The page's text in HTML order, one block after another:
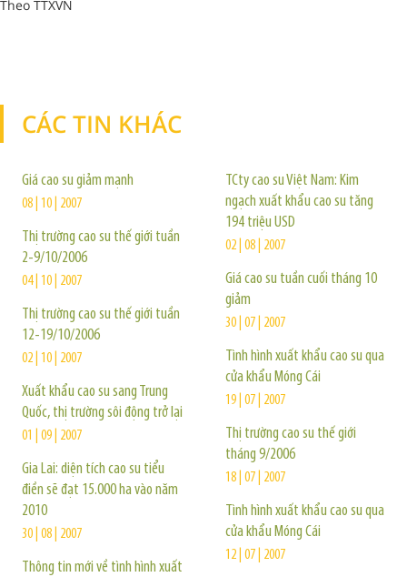
Theo TTXVN
CÁC TIN KHÁC
Giá cao su giảm mạnh
08 | 10 | 2007
Thị trường cao su thế giới tuần
2-9/10/2006
04 | 10 | 2007
Thị trường cao su thế giới tuần
12-19/10/2006
02 | 10 | 2007
Xuất khẩu cao su sang Trung
Quốc, thị trường sôi động trở lại
01 | 09 | 2007
Gia Lai: diện tích cao su tiểu
điền sẽ đạt 15.000 ha vào năm
2010
30 | 08 | 2007
Thông tin mới về tình hình xuất
TCty cao su Việt Nam: Kim
ngạch xuất khẩu cao su tăng
194 triệu USD
02 | 08 | 2007
Giá cao su tuần cuối tháng 10
giảm
30 | 07 | 2007
Tình hình xuất khẩu cao su qua
cửa khẩu Móng Cái
19 | 07 | 2007
Thị trường cao su thế giới
tháng 9/2006
18 | 07 | 2007
Tình hình xuất khẩu cao su qua
cửa khẩu Móng Cái
12 | 07 | 2007